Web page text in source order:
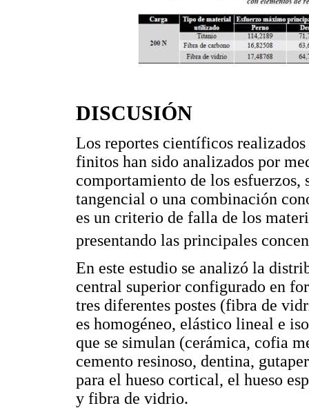
DISCUSIÓN
Los reportes científicos
finitos han sido analizados por
comportamiento de los
tangencial o una combinación
es un criterio de falla de los
presentando las principales
En este estudio se analizó la
central superior configurado en
tres diferentes postes (fibra de
es homogéneo, elástico lineal e
que se simulan (cerámica, cofia
cemento resinoso, dentina,
para el hueso cortical, el hueso
y fibra de vidrio.